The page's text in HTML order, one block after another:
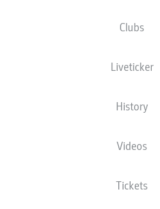
Clubs
Liveticker
History
Videos
Tickets